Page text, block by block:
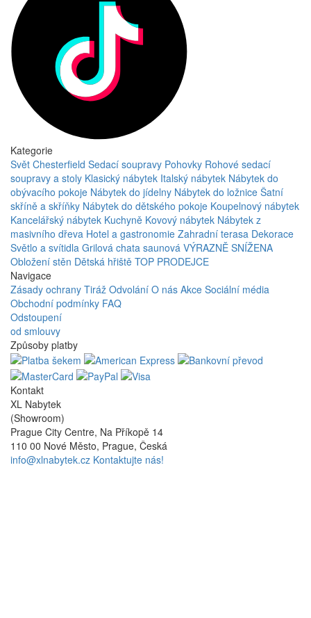
Kategorie
Svět Chesterfield Sedací soupravy Pohovky Rohové sedací
soupravy a stoly Klasický nábytek Italský nábytek Nábytek do
obývacího pokoje Nábytek do jídelny Nábytek do ložnice Šatní
skříně a skříňky Nábytek do dětského pokoje Koupelnový nábytek
Kancelářský nábytek Kuchyně Kovový nábytek Nábytek z
masivního dřeva Hotel a gastronomie Zahradní terasa Dekorace
Světlo a svítidla Grilová chata saunová VÝRAZNĚ SNÍŽENA
Obložení stěn Dětská hřiště TOP PRODEJCE
Navigace
Zásady ochrany Tiráž Odvolání O nás Akce Sociální média
Obchodní podmínky FAQ
Odstoupení
od smlouvy
Způsoby platby
Kontakt
XL Nabytek
(Showroom)
Prague City Centre, Na Příkopě 14
110 00 Nové Město, Prague, Česká
info@xlnabytek.cz Kontaktujte nás!